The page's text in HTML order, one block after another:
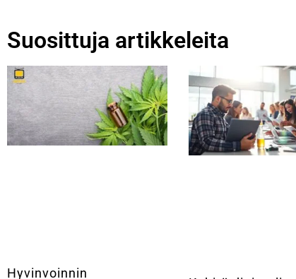
Suosittuja artikkeleita
Hyvinvoinnin